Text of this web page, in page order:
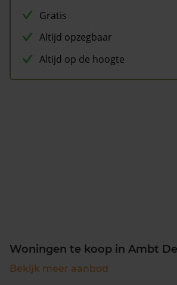
Gratis
Altijd opzegbaar
Altijd op de hoogte
Woningen te koop in Ambt
Bekijk meer aanbod